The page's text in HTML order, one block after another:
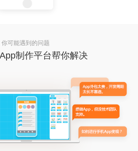
你可能遇到的问题
制作平台帮你解决